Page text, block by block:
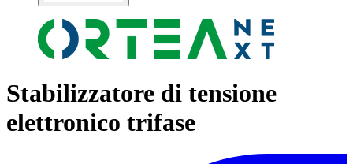
Stabilizzatore di tensione
elettronico trifase